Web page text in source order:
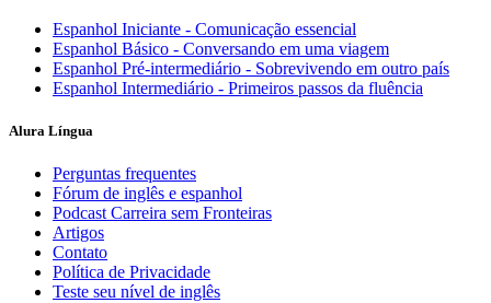
Espanhol Iniciante - Comunicação essencial
Espanhol Básico - Conversando em uma viagem
Espanhol Pré-intermediário - Sobrevivendo em outro país
Espanhol Intermediário - Primeiros passos da fluência
Alura Língua
Perguntas frequentes
Fórum de inglês e espanhol
Podcast Carreira sem Fronteiras
Artigos
Contato
Política de Privacidade
Teste seu nível de inglês